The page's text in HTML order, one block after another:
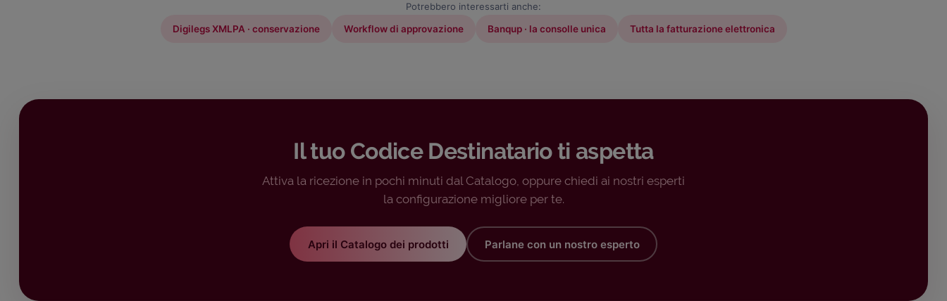
Potrebbero interessarti anche:
Digilegs XMLPA · conservazione
Workflow di approvazione Banqup · la consolle unica Tutta la fatturazione elettronica
Il tuo Codice Destinatario ti aspetta
Attiva la ricezione in pochi minuti dal Catalogo, oppure chiedi ai nostri esperti
la configurazione migliore per te.
Apri il Catalogo dei prodotti Parlane con un nostro esperto